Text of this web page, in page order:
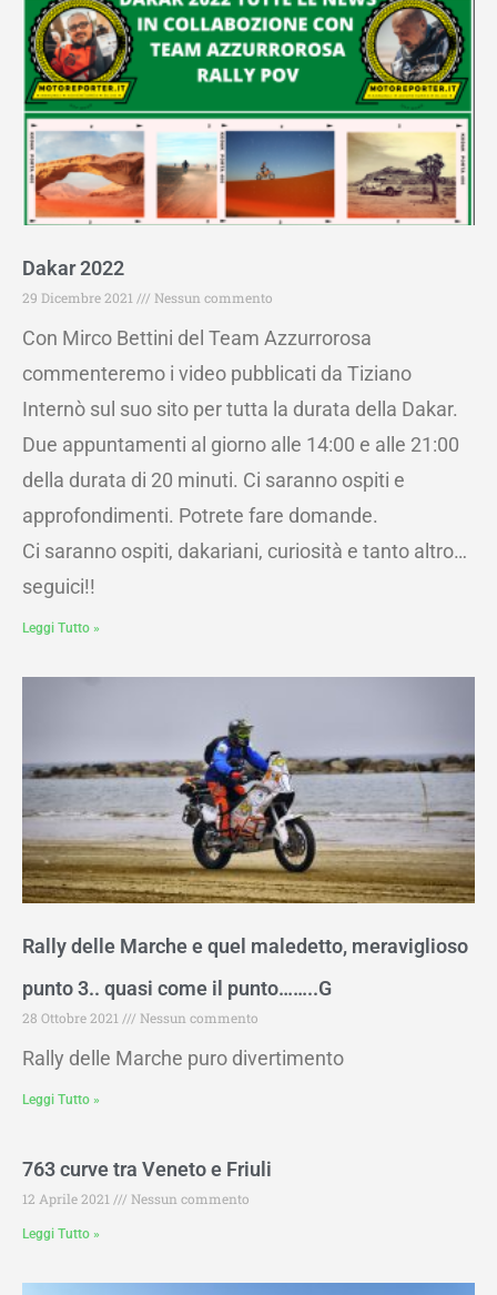
Dakar 2022
29 Dicembre 2021 Nessun commento
Con Mirco Bettini del Team Azzurrorosa
commenteremo i video pubblicati da Tiziano
Internò sul suo sito per tutta la durata della Dakar.
Due appuntamenti al giorno alle 14:00 e alle 21:00
della durata di 20 minuti. Ci saranno ospiti e
approfondimenti. Potrete fare domande.
Ci saranno ospiti, dakariani, curiosità e tanto altro…
seguici!!
Leggi Tutto »
Rally delle Marche e quel maledetto, meraviglioso
punto 3.. quasi come il punto……..G
28 Ottobre 2021 Nessun commento
Rally delle Marche puro divertimento
Leggi Tutto »
763 curve tra Veneto e Friuli
12 Aprile 2021 Nessun commento
Leggi Tutto »